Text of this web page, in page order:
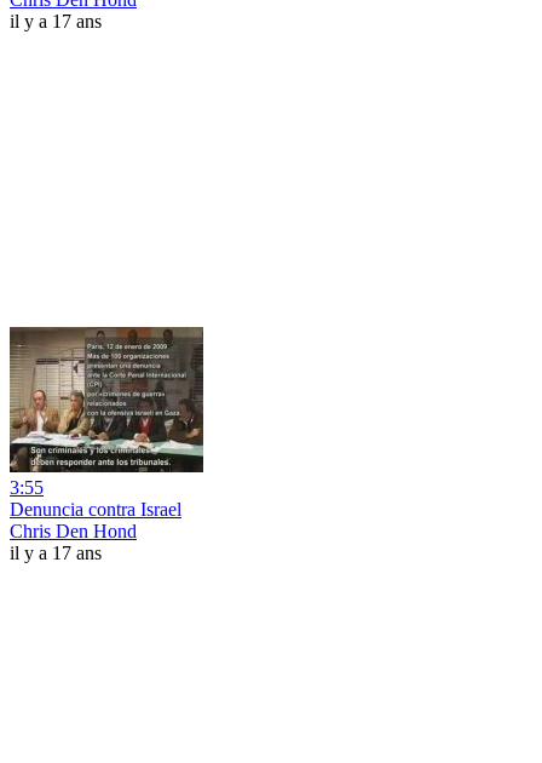
il y a 17 ans
3:55
Denuncia contra Israel
Chris Den Hond
il y a 17 ans